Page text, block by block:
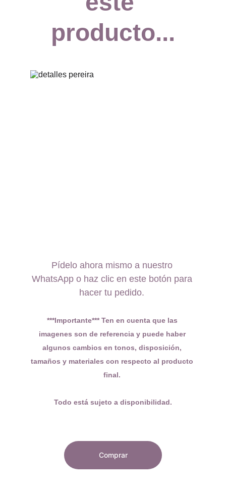
producto...
Pídelo ahora mismo a nuestro
WhatsApp o haz clic en este botón para
hacer tu pedido.
***Importante*** Ten en cuenta que las
imagenes son de referencia y puede haber
algunos cambios en tonos, disposición,
tamaños y materiales con respecto al producto
final.
Todo está sujeto a disponibilidad.
Comprar